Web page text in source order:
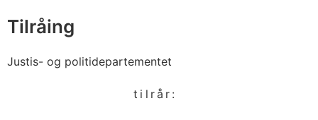
Tilråing
Justis- og politidepartementet
tilrår: